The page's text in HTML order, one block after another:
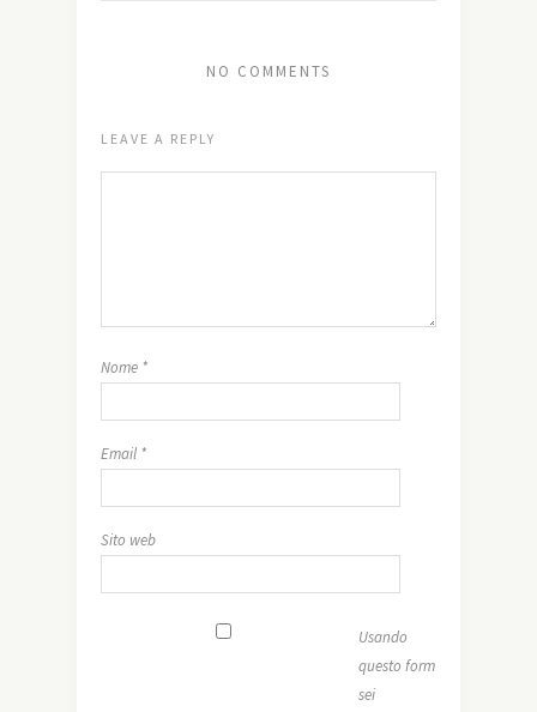
NO COMMENTS
LEAVE A REPLY
Nome *
Email *
Sito web
Usando
questo form
sei